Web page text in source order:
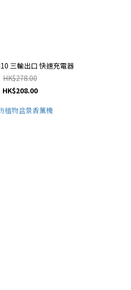
三輸出口 快速充電器
HK$278.00
HK$208.00